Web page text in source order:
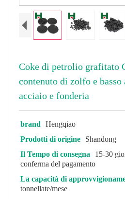
Coke di petrolio grafitato
contenuto di zolfo e basso
acciaio e fonderia
brand
Hengqiao
Prodotti di origine
Shandong
Il Tempo di consegna
15-30
conferma del pagamento
La capacità di
tonnellate/mese